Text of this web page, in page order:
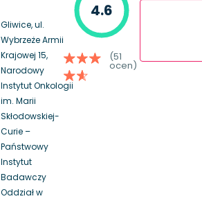
Gliwice, ul.
Wybrzeże Armii
Krajowej 15,
Narodowy
Instytut Onkologii
im. Marii
Skłodowskiej-
Curie –
Państwowy
Instytut
Badawczy
Oddział w
4.6
(51
ocen)